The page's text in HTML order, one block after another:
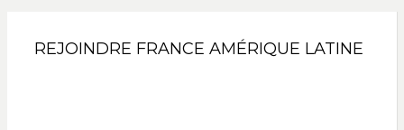
REJOINDRE FRANCE AMÉRIQUE LATINE